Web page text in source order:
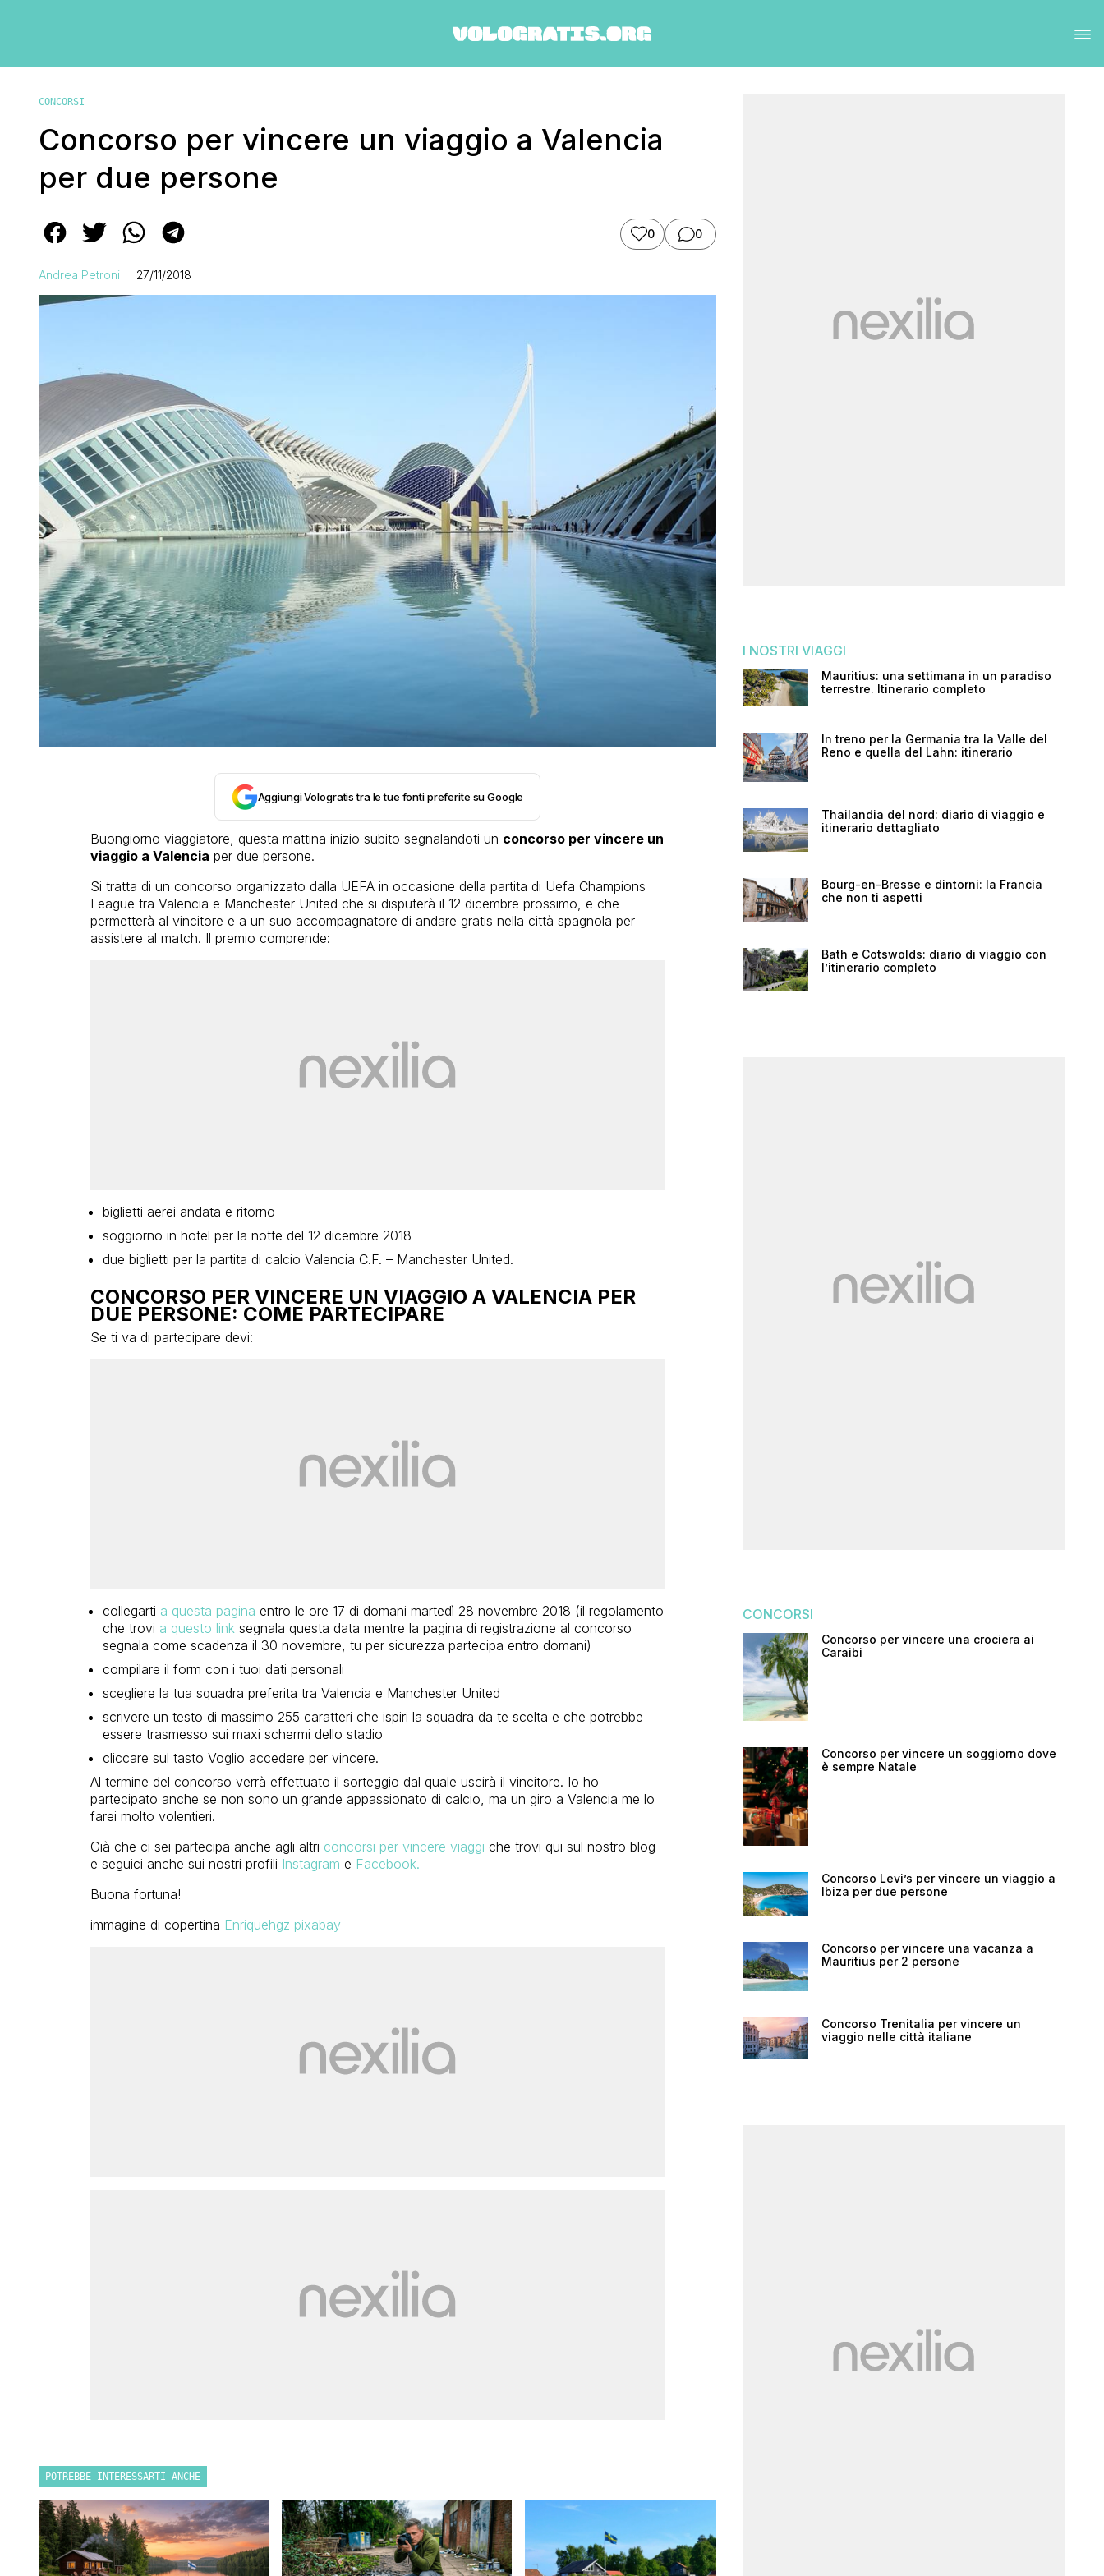
CONCORSI
Concorso per vincere un viaggio a Valencia
per due persone
0 0
Andrea Petroni 27/11/2018
Aggiungi Vologratis tra le tue fonti preferite su Google
Buongiorno viaggiatore, questa mattina inizio subito segnalandoti un concorso per vincere un
viaggio a Valencia per due persone.
Si tratta di un concorso organizzato dalla UEFA in occasione della partita di Uefa Champions
League tra Valencia e Manchester United che si disputerà il 12 dicembre prossimo, e che
permetterà al vincitore e a un suo accompagnatore di andare gratis nella città spagnola per
assistere al match. Il premio comprende:
biglietti aerei andata e ritorno
soggiorno in hotel per la notte del 12 dicembre 2018
due biglietti per la partita di calcio Valencia C.F. – Manchester United.
CONCORSO PER VINCERE UN VIAGGIO A VALENCIA PER
DUE PERSONE: COME PARTECIPARE
Se ti va di partecipare devi:
collegarti a questa pagina entro le ore 17 di domani martedì 28 novembre 2018 (il regolamento
che trovi a questo link segnala questa data mentre la pagina di registrazione al concorso
segnala come scadenza il 30 novembre, tu per sicurezza partecipa entro domani)
compilare il form con i tuoi dati personali
scegliere la tua squadra preferita tra Valencia e Manchester United
scrivere un testo di massimo 255 caratteri che ispiri la squadra da te scelta e che potrebbe
essere trasmesso sui maxi schermi dello stadio
cliccare sul tasto Voglio accedere per vincere.
Al termine del concorso verrà effettuato il sorteggio dal quale uscirà il vincitore. Io ho
partecipato anche se non sono un grande appassionato di calcio, ma un giro a Valencia me lo
farei molto volentieri.
Già che ci sei partecipa anche agli altri concorsi per vincere viaggi che trovi qui sul nostro blog
e seguici anche sui nostri profili Instagram e Facebook.
Buona fortuna!
immagine di copertina Enriquehgz pixabay
POTREBBE INTERESSARTI ANCHE
I NOSTRI VIAGGI
Mauritius: una settimana in un paradiso
terrestre. Itinerario completo
In treno per la Germania tra la Valle del
Reno e quella del Lahn: itinerario
Thailandia del nord: diario di viaggio e
itinerario dettagliato
Bourg-en-Bresse e dintorni: la Francia
che non ti aspetti
Bath e Cotswolds: diario di viaggio con
l’itinerario completo
CONCORSI
Concorso per vincere una crociera ai
Caraibi
Concorso per vincere un soggiorno dove
è sempre Natale
Concorso Levi’s per vincere un viaggio a
Ibiza per due persone
Concorso per vincere una vacanza a
Mauritius per 2 persone
Concorso Trenitalia per vincere un
viaggio nelle città italiane